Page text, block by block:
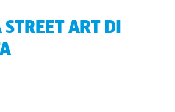
STREET ART DI